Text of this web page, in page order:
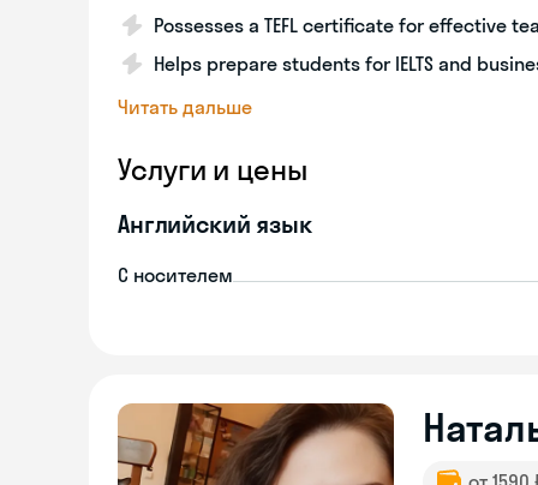
Possesses a TEFL certificate for effective
Helps prepare students for IELTS and
Читать дальше
Услуги и цены
Английский язык
С носителем